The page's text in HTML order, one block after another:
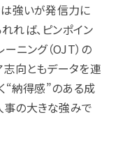
は強いが発信力に
れば、ピンポイン
ーニング（OJT）の
志向ともデータを連
“納得感”のある成
事の大きな強みで